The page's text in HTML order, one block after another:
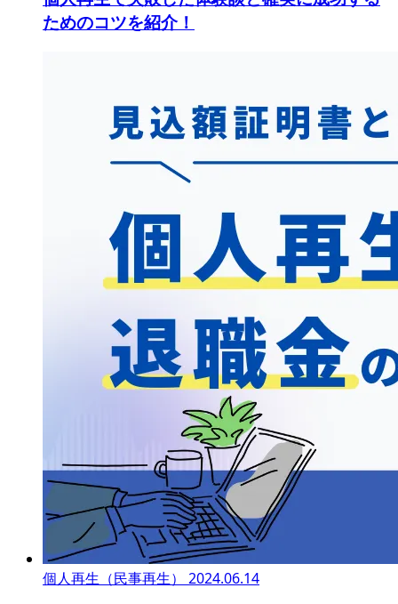
ためのコツを紹介！
個人再生（民事再生） 2024.06.14